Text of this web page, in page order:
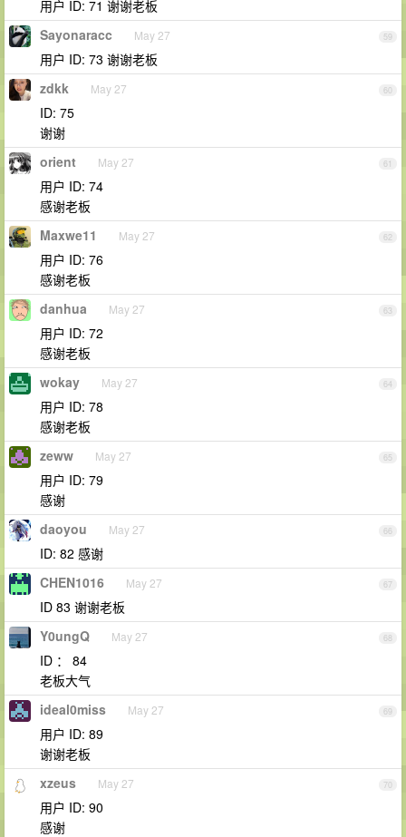
用户 ID: 71 谢谢老板
59
Sayonaracc May 27
用户 ID: 73 谢谢老板
60
zdkk May 27
ID: 75
谢谢
61
orient May 27
用户 ID: 74
感谢老板
62
Maxwe11 May 27
用户 ID: 76
感谢老板
63
danhua May 27
用户 ID: 72
感谢老板
64
wokay May 27
用户 ID: 78
感谢老板
65
zeww May 27
用户 ID: 79
感谢
66
daoyou May 27
ID: 82 感谢
67
CHEN1016 May 27
ID 83 谢谢老板
68
Y0ungQ May 27
ID ： 84
老板大气
69
ideal0miss May 27
用户 ID: 89
谢谢老板
70
xzeus May 27
用户 ID: 90
感谢